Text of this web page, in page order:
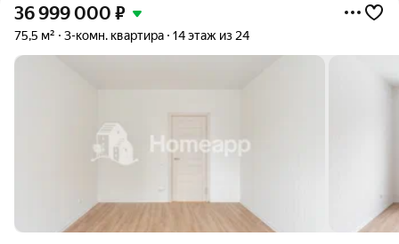
36 999 000 ₽
75,5 м² 3-комн. квартира 14 этаж из 24